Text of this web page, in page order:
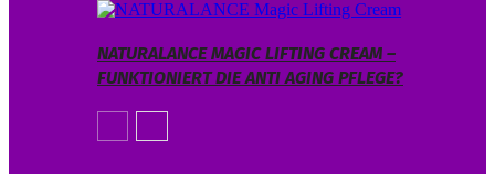
NATURALANCE MAGIC LIFTING CREAM –
FUNKTIONIERT DIE ANTI AGING PFLEGE?